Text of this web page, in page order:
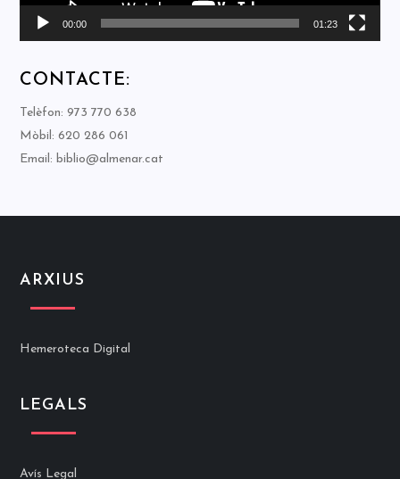
00:00 01:23
CONTACTE:
Telèfon: 973 770 638
Mòbil: 620 286 061
Email: biblio@almenar.cat
ARXIUS
Hemeroteca Digital
LEGALS
Avís Legal